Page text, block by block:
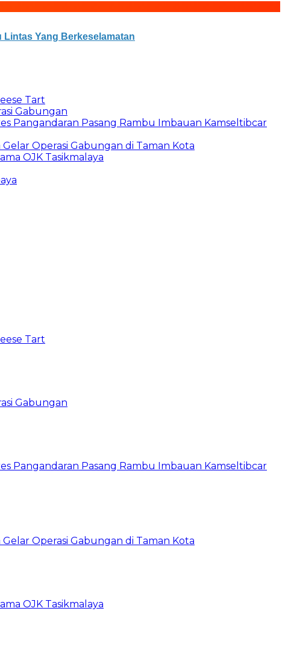
Yang Berkeselamatan
Tart
Gabungan
Pangandaran Pasang Rambu Imbauan Kamseltibcar
Operasi Gabungan di Taman Kota
OJK Tasikmalaya
Tart
Gabungan
Pangandaran Pasang Rambu Imbauan Kamseltibcar
Operasi Gabungan di Taman Kota
OJK Tasikmalaya